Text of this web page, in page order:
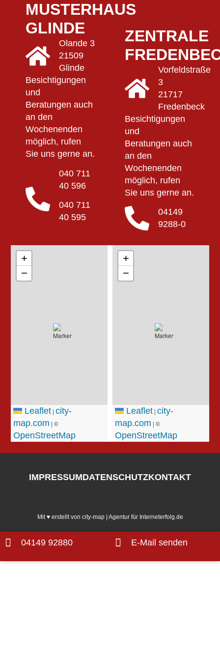
+
−
Leaflet | city-
map.com | ©
OpenStreetMap
MUSTERHAUS
GLINDE
Olande 3
21509
Glinde
Besichtigungen
und
Beratungen auch
an den
Wochenenden
möglich, rufen
Sie uns gerne an.
040 711
40 596
040 711
40 595
+
−
Leaflet | city-
map.com | ©
OpenStreetMap
ZENTRALE
Vorfeldstraße
3
21717
Fredenbeck
Besichtigungen
und
Beratungen auch
an den
Wochenenden
möglich, rufen
Sie uns gerne an.
04149
9288-0
IMPRESSUMDATENSCHUTZKONTAKT
Mit ♥ erstellt von city-map | Agentur für Interneterfolg.de
04149 92880 E-Mail senden